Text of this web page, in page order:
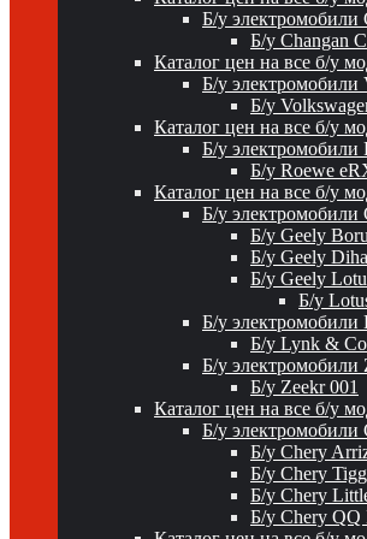
Б/у электромобили
Б/у Changan
Каталог цен на все б/у
Б/у электромобили
Б/у
Каталог цен на все б/у
Б/у электромобили
Б/у Roewe
Каталог цен на все б/у
Б/у электромобили
Б/у Geely
Б/у Geely
Б/у Geely
Б/у
Б/у
Б/у Lynk &
Б/у электромобили
Б/у Zeekr 001
Каталог цен на все б/у
Б/у электромобили
Б/у Chery
Б/у Chery
Б/у Chery
Б/у Chery QQ